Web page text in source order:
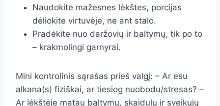
Naudokite mažesnes lėkštes, porcijas
dėliokite virtuvėje, ne ant stalo.
Pradėkite nuo daržovių ir baltymų, tik po to
– krakmolingi garnyrai.
Mini kontrolinis sąrašas prieš valgį: – Ar esu
alkana(s) fiziškai, ar tiesiog nuobodu/stresas? –
Ar lėkštėje matau baltymų, skaidulų ir sveikųjų